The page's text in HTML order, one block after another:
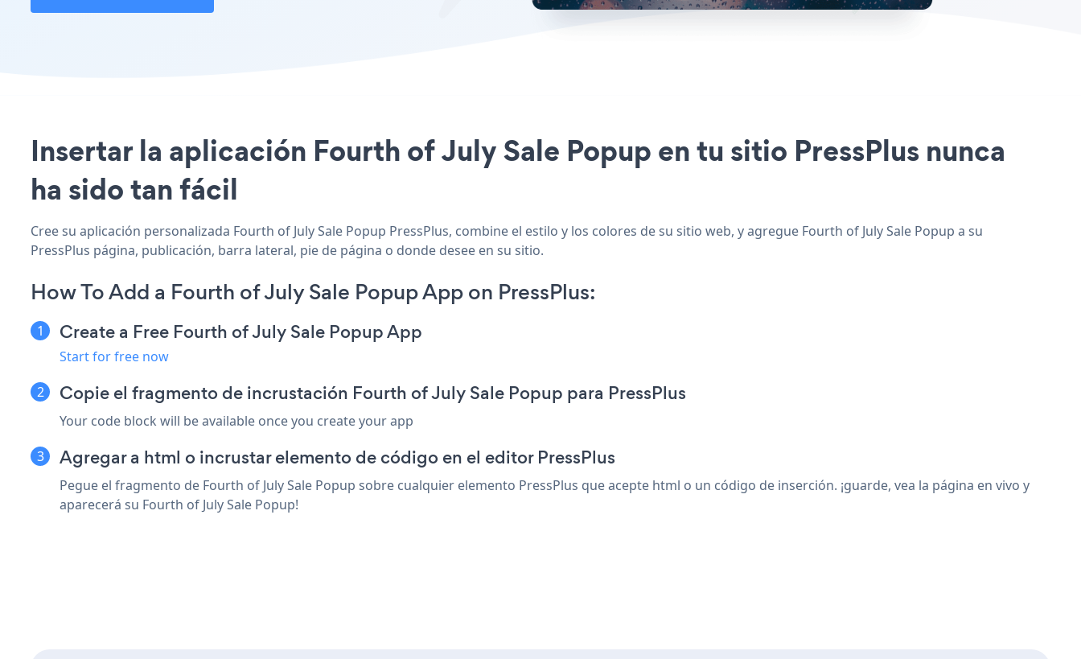
Insertar la aplicación Fourth of July Sale Popup en tu sitio PressPlus nunca
ha sido tan fácil
Cree su aplicación personalizada Fourth of July Sale Popup PressPlus, combine el estilo y los colores de su sitio web, y agregue Fourth of July Sale Popup a su
PressPlus página, publicación, barra lateral, pie de página o donde desee en su sitio.
How To Add a Fourth of July Sale Popup App on PressPlus:
Create a Free Fourth of July Sale Popup App
Start for free now
Copie el fragmento de incrustación Fourth of July Sale Popup para PressPlus
Your code block will be available once you create your app
Agregar a html o incrustar elemento de código en el editor PressPlus
Pegue el fragmento de Fourth of July Sale Popup sobre cualquier elemento PressPlus que acepte html o un código de inserción. ¡guarde, vea la página en vivo y
aparecerá su Fourth of July Sale Popup!